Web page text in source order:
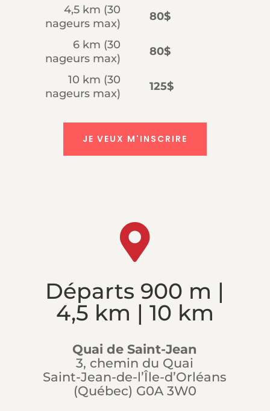
4,5 km (30
nageurs max)
80$
6 km (30
nageurs max)
80$
10 km (30
nageurs max)
125$
JE VEUX M'INSCRIRE

Départs 900 m |
4,5 km | 10 km
Quai de Saint-Jean
3, chemin du Quai
Saint-Jean-de-l’Île-d’Orléans
(Québec) G0A 3W0